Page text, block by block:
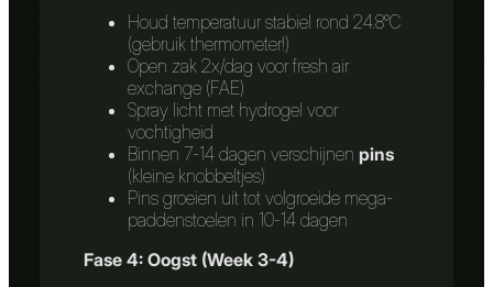
Houd temperatuur stabiel rond 24.8°C
(gebruik thermometer!)
Open zak 2x/dag voor fresh air
exchange (FAE)
Spray licht met hydrogel voor
vochtigheid
Binnen 7-14 dagen verschijnen pins
(kleine knobbeltjes)
Pins groeien uit tot volgroeide mega-
paddenstoelen in 10-14 dagen
Fase 4: Oogst (Week 3-4)